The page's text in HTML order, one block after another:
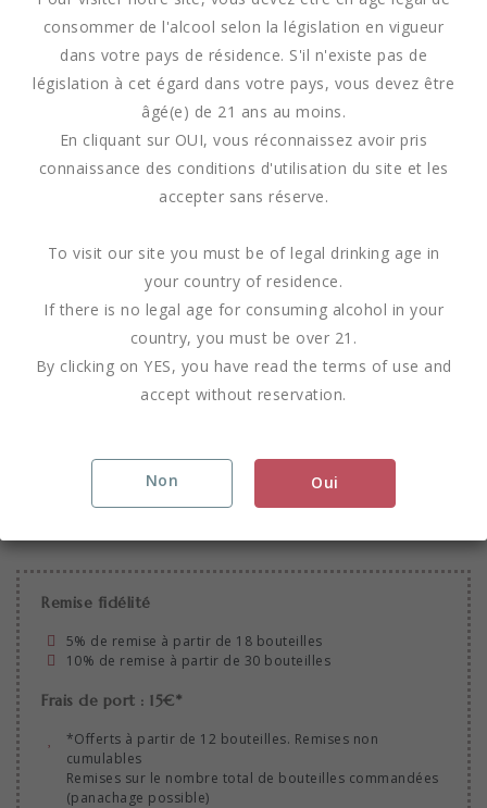
Remise fidélité
5% de remise à partir de 18 bouteilles
10% de remise à partir de 30 bouteilles
Frais de port : 15€*
*Offerts à partir de 12 bouteilles. Remises non
cumulables
Remises sur le nombre total de bouteilles commandées
(panachage possible)
consommer de l'alcool selon la législation en vigueur
dans votre pays de résidence. S'il n'existe pas de
législation à cet égard dans votre pays, vous devez être
âgé(e) de 21 ans au moins.
En cliquant sur OUI, vous réconnaissez avoir pris
connaissance des conditions d'utilisation du site et les
accepter sans réserve.
To visit our site you must be of legal drinking age in
your country of residence.
If there is no legal age for consuming alcohol in your
country, you must be over 21.
By clicking on YES, you have read the terms of use and
accept without reservation.
Non Oui